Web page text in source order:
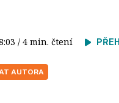
/ 4 min. čtení
AUTORA